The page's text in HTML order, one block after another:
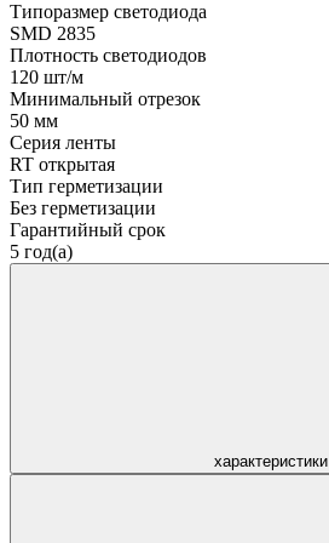
Типоразмер светодиода
SMD 2835
Плотность светодиодов
120 шт/м
Минимальный отрезок
50 мм
Серия ленты
RT открытая
Тип герметизации
Без герметизации
Гарантийный срок
5 год(а)
характеристики